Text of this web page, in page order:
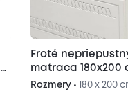
Froté
matraca 180x200
Rozmery • 180 x 200